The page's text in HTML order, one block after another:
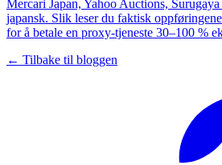
Mercari Japan, Yahoo Auctions,
japansk. Slik leser du faktisk
for å betale en proxy-tjeneste 30–100 %
← Tilbake til bloggen